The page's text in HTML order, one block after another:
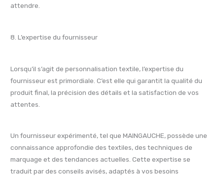
attendre.
8. L’expertise du fournisseur
Lorsqu’il s’agit de personnalisation textile, l’expertise du
fournisseur est primordiale. C’est elle qui garantit la qualité du
produit final, la précision des détails et la satisfaction de vos
attentes.
Un fournisseur expérimenté, tel que MAINGAUCHE, possède une
connaissance approfondie des textiles, des techniques de
marquage et des tendances actuelles. Cette expertise se
traduit par des conseils avisés, adaptés à vos besoins